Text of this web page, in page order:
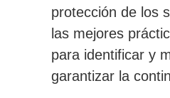
protección de los
las mejores
para identificar y
garantizar la